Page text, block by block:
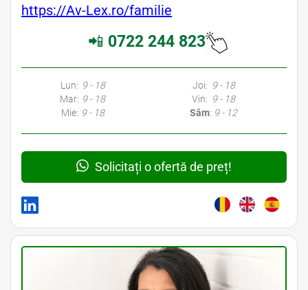
https://Av-Lex.ro/familie
📲 0722 244 823
Lun: 9 - 18
Mar: 9 - 18
Mie: 9 - 18
Joi: 9 - 18
Vin: 9 - 18
Sâm: 9 - 12
Solicitați o ofertă de preț!